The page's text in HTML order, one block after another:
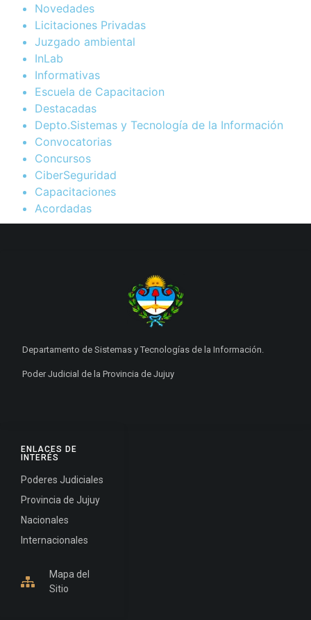
Novedades
Licitaciones Privadas
Juzgado ambiental
InLab
Informativas
Escuela de Capacitacion
Destacadas
Depto.Sistemas y Tecnología de la Información
Convocatorias
Concursos
CiberSeguridad
Capacitaciones
Acordadas
ENLACES DE
INTERÉS
Poderes Judiciales
Provincia de Jujuy
Nacionales
Internacionales
Mapa del
Sitio
Departamento de Sistemas y Tecnologías de la Información.
Poder Judicial de la Provincia de Jujuy